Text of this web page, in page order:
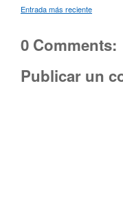
Entrada más reciente
0 Comments:
Publicar un